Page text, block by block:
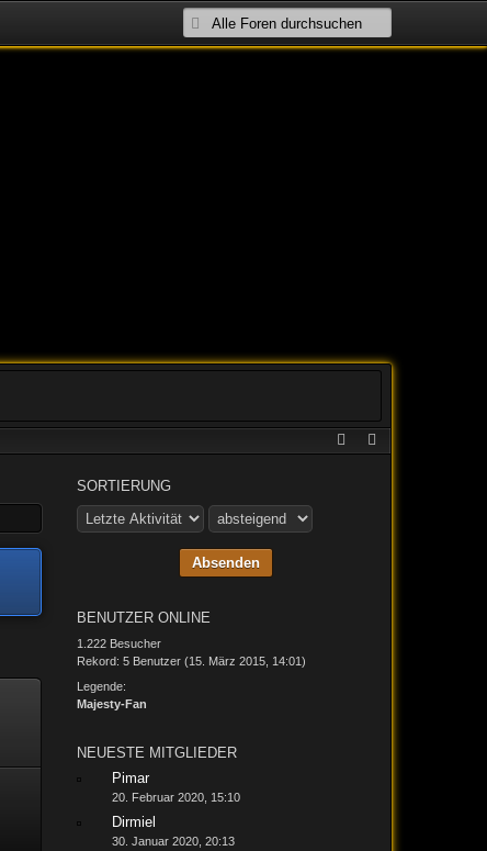
SORTIERUNG
BENUTZER ONLINE
1.222 Besucher
Rekord: 5 Benutzer (15. März 2015, 14:01)
Legende:
Majesty-Fan
NEUESTE MITGLIEDER
Pimar
20. Februar 2020, 15:10
Dirmiel
30. Januar 2020, 20:13